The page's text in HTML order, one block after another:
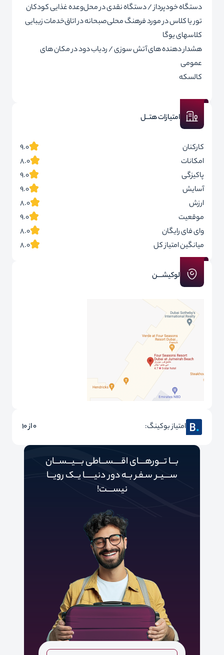
دستگاه خودپرداز / دستگاه نقدی در محلوعده غذایی کودکان
تور یا کلاس در مورد فرهنگ محلیصبحانه در اتاقخدمات زیبایی
کلاسهای یوگا
هشدار دهنده های آتش سوزی / ردیاب دود در مکان های
عمومی
کالسکه
امتیازات هتــل
کارکنان
9.0
امکانات
8.0
پاکیزگی
9.0
آسایش
9.0
ارزش
8.0
موقعیت
9.0
وای فای رایگان
8.0
میانگین امتیاز کل
8.0
لوکیشـــن
امتیاز بوکینگ: 0 از 10
بـــا تـــورهــــای اقـــــســـاطی بــــیـــســـان
ســــیــر سـفـر بــه دور‌‌‌‌ دنیـــــ‌‌ـا یــک رویـــا
نیســــت!